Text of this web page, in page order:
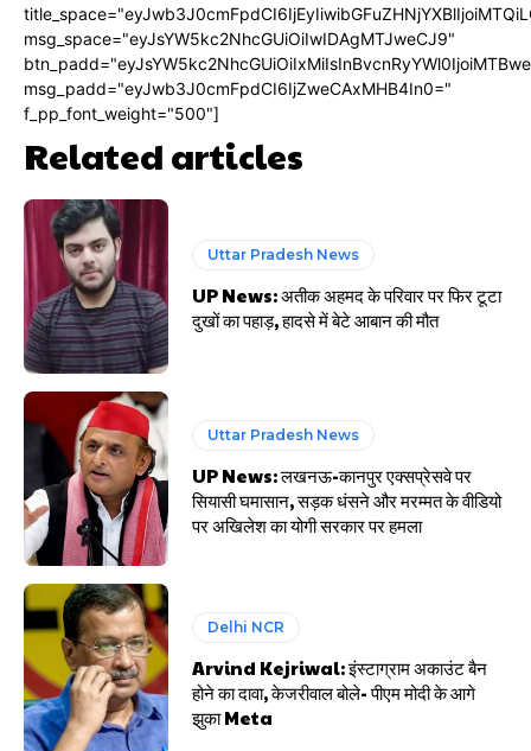
msg_space="eyJsYW5kc2NhcGUiOiIwIDAgMTJweCJ9"
msg_padd="eyJwb3J0cmFpdCI6IjZweCAxMHB4In0="
f_pp_font_weight="500"]
Related articles
Uttar Pradesh News
UP News: अतीक अहमद के परिवार पर फिर टूटा
दुखों का पहाड़, हादसे में बेटे आबान की मौत
Uttar Pradesh News
UP News: लखनऊ-कानपुर एक्सप्रेसवे पर
सियासी घमासान, सड़क धंसने और मरम्मत के वीडियो
पर अखिलेश का योगी सरकार पर हमला
Delhi NCR
Arvind Kejriwal: इंस्टाग्राम अकाउंट बैन
होने का दावा, केजरीवाल बोले- पीएम मोदी के आगे
झुका Meta